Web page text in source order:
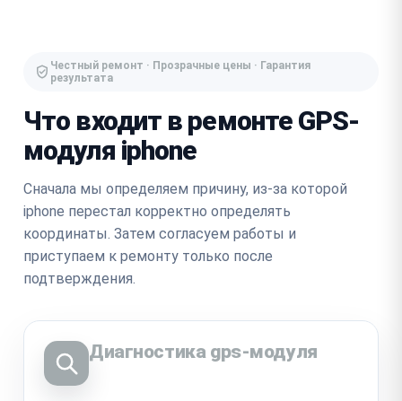
Честный ремонт · Прозрачные цены · Гарантия
результата
Что входит в ремонте GPS-
модуля iphone
Сначала мы определяем причину, из-за которой
iphone перестал корректно определять
координаты. Затем согласуем работы и
приступаем к ремонту только после
подтверждения.
Диагностика gps-модуля